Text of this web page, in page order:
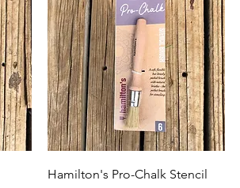
Vista rápida
Hamilton's Pro-Chalk Stencil